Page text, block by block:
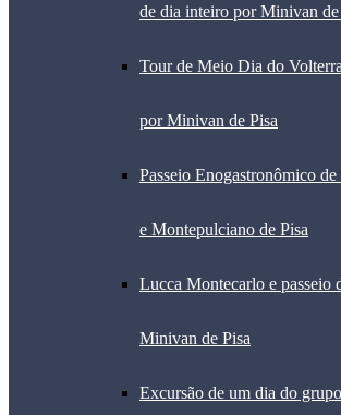
de dia inteiro por Minivan de
Tour de Meio Dia do
por Minivan de Pisa
Passeio Enogastronômico
e Montepulciano de Pisa
Lucca Montecarlo e passeio
Minivan de Pisa
Excursão de um dia do